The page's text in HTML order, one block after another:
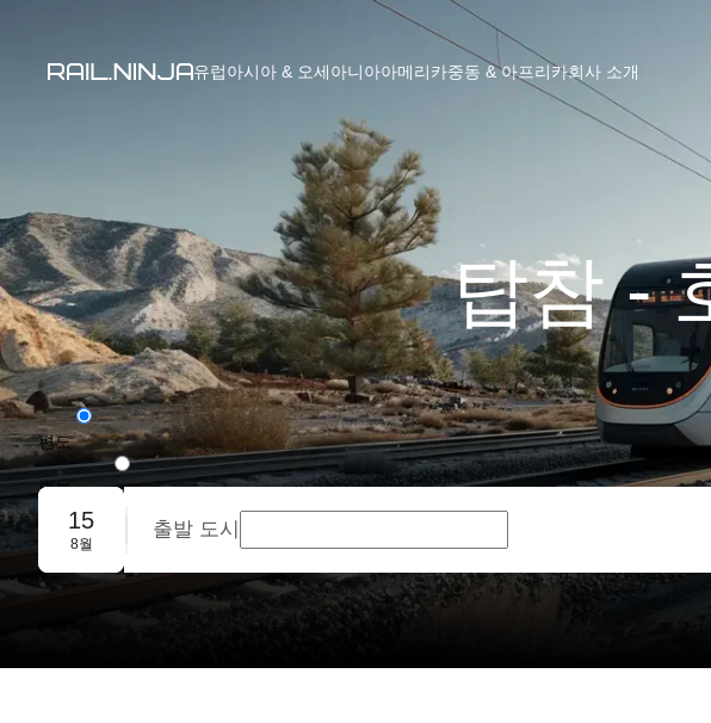
유럽아시아 & 오세아니아아메리카중동 & 아프리카회사 소개
탑참 -
편도
왕복
단체 예약
15
8월
출발 도시